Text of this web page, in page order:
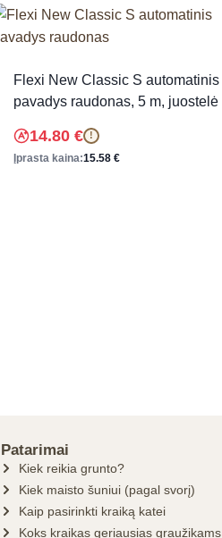
Flexi New Classic S automatinis
pavadys raudonas, 5 m, juostelė
14.80 € !
Įprasta kaina:15.58 €
Patarimai
Kiek reikia grunto?
Kiek maisto šuniui (pagal svorį)
Kaip pasirinkti kraiką katei
Koks kraikas geriausias graužikams